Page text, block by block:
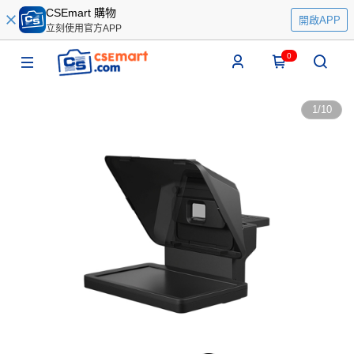
CSEmart 購物
立刻使用官方APP
開啟APP
0
1/10